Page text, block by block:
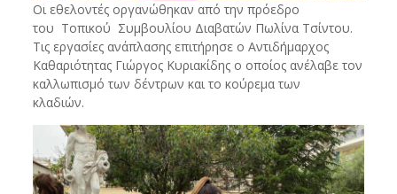
Οι εθελοντές οργανώθηκαν από την πρόεδρο
του Τοπικού Συμβουλίου Διαβατών Πωλίνα Τσίντου.
Τις εργασίες ανάπλασης επιτήρησε ο Αντιδήμαρχος
Καθαριότητας Γιώργος Κυριακίδης ο οποίος ανέλαβε τον
καλλωπισμό των δέντρων και το κούρεμα των
κλαδιών.